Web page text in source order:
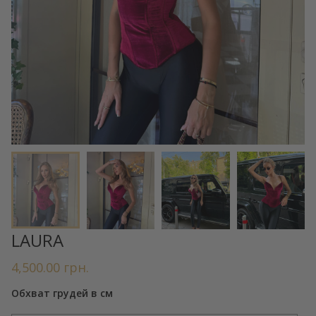
LAURA
4,500.00 грн.
Обхват грудей в см